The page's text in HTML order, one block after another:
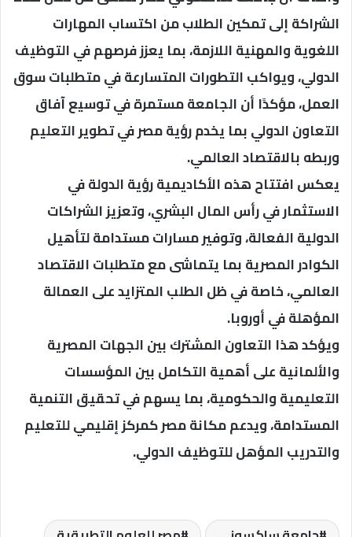
الشراكة إلى تمكين الطلاب من اكتساب المهارات
اللغوية والمهنية اللازمة، بما يعزز فرصهم في التوظيف
الدولي، ويواكب التطورات المتسارعة في متطلبات سوق
العمل، مؤكدًا أن الجامعة مستمرة في توسيع آفاق
التعاون الدولي بما يخدم رؤية مصر في تطوير التعليم
وربطه بالاقتصاد العالمي.
يعكس افتتاح هذه الأكاديمية رؤية الدولة في
الاستثمار في رأس المال البشري، وتعزيز الشراكات
الدولية الفعالة، وتوفير مسارات مستدامة لتأهيل
الكوادر المصرية بما يتماشى مع متطلبات الاقتصاد
العالمي، خاصة في ظل الطلب المتزايد على العمالة
المؤهلة في أوروبا.
ويؤكد هذا التعاون المشترك بين الجهات المصرية
والألمانية على أهمية التكامل بين المؤسسات
التعليمية والحكومية، بما يسهم في تحقيق التنمية
المستدامة، ويدعم مكانة مصر كمركز إقليمي للتعليم
والتدريب المؤهل للتوظيف الدولي.